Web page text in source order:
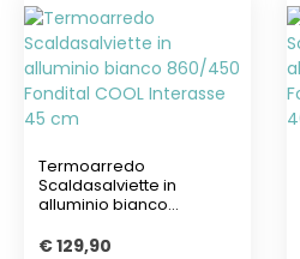
Termoarredo
Scaldasalviette in
alluminio bianco
€ 129,90